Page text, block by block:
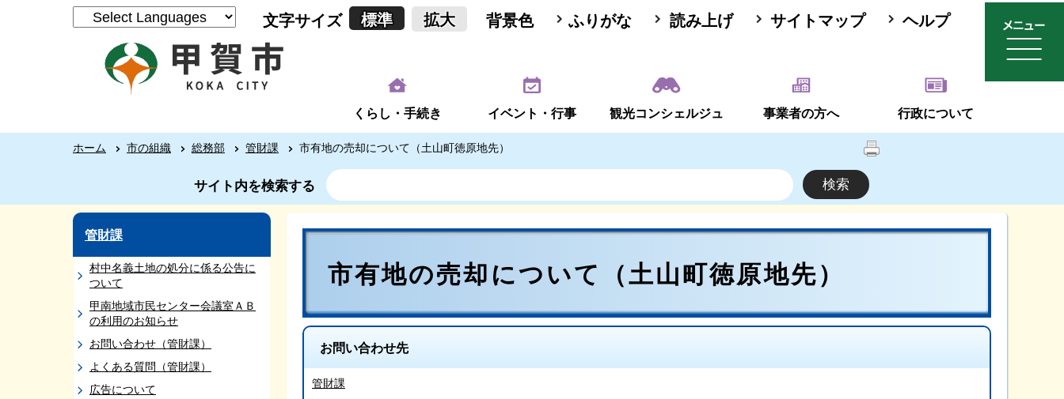
文字サイズ 標準 拡大 背景色 ふりがな 読み上げ サイトマップ ヘルプ
くらし・手続き イベント・行事 観光コンシェルジュ 事業者の方へ 行政について
ホーム 市の組織 総務部 管財課 市有地の売却について（土山町徳原地先）
サイト内を検索する
管財課
村中名義土地の処分に係る公告に
ついて
甲南地域市民センター会議室ＡＢ
の利用のお知らせ
お問い合わせ（管財課）
よくある質問（管財課）
広告について
市有地の売却について（土山町徳原地先）
お問い合わせ先
管財課